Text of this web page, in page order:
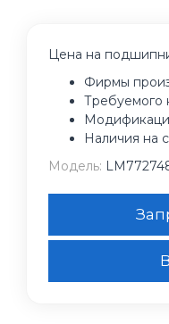
Цена на
Фирмы
Требуемого
Наличия на
Модель: